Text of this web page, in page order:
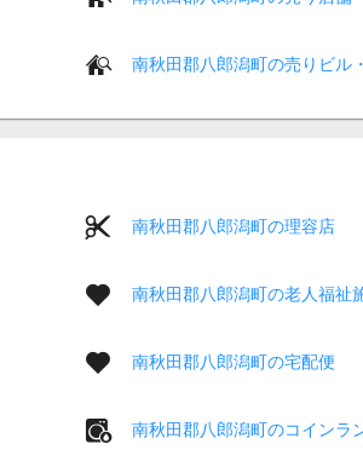
南秋田郡八郎潟町の売りビル
南秋田郡八郎潟町の理容店
南秋田郡八郎潟町の老人福祉
南秋田郡八郎潟町の宅配便
南秋田郡八郎潟町のコインラ